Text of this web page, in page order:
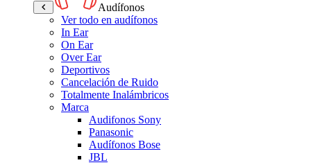
Audífonos
Ver todo en audífonos
In Ear
On Ear
Over Ear
Deportivos
Cancelación de Ruido
Totalmente Inalámbricos
Marca
Audifonos Sony
Panasonic
Audífonos Bose
JBL